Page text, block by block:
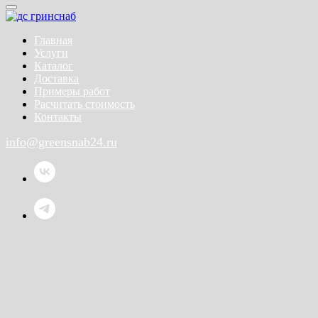
Главная
Услуги
Каталог
Доставка
Примеры работ
Расчитать стоимость
Контакты
info@greensnab24.ru